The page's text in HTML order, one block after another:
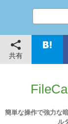
共有
簡単な操作で強力な
ル